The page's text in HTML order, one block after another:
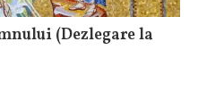
(Dezlegare la